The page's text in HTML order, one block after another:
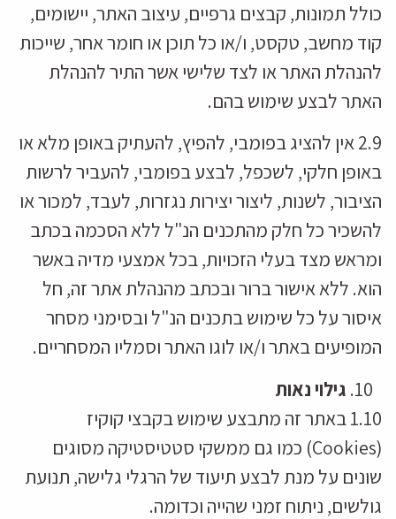
כולל תמונות, קבצים גרפיים, עיצוב האתר, יישומים,
קוד מחשב, טקסט, ו/או כל תוכן או חומר אחר, שייכות
להנהלת האתר או לצד שלישי אשר התיר להנהלת
האתר לבצע שימוש בהם.
2.9 אין להציג בפומבי, להפיץ, להעתיק באופן מלא או
באופן חלקי, לשכפל, לבצע בפומבי, להעביר לרשות
הציבור, לשנות, ליצור יצירות נגזרות, לעבד, למכור או
להשכיר כל חלק מהתכנים הנ"ל ללא הסכמה בכתב
ומראש מצד בעלי הזכויות, בכל אמצעי מדיה באשר
הוא. ללא אישור ברור ובכתב מהנהלת אתר זה, חל
איסור על כל שימוש בתכנים הנ"ל ובסימני מסחר
המופיעים באתר ו/או לוגו האתר וסמליו המסחריים.
גילוי נאות
1.10 באתר זה מתבצע שימוש בקבצי קוקיז
(Cookies) כמו גם ממשקי סטטיסטיקה מסוגים
שונים על מנת לבצע תיעוד של הרגלי גלישה, תנועת
גולשים, ניתוח זמני שהייה וכדומה.